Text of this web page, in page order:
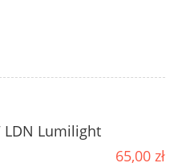
LDN Lumilight
65,00 zł